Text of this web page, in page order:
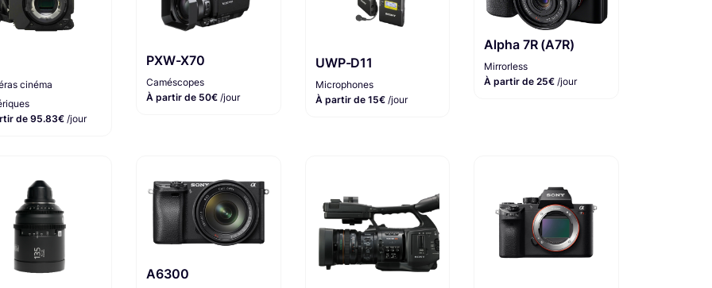
cinéma
de 95.83€/jour
PXW-X70
Caméscopes
À partir de 50€/jour
UWP-D11
Microphones
À partir de 15€ /jour
Alpha 7R (A7R)
Mirrorless
À partir de 25€ /jour
A6300